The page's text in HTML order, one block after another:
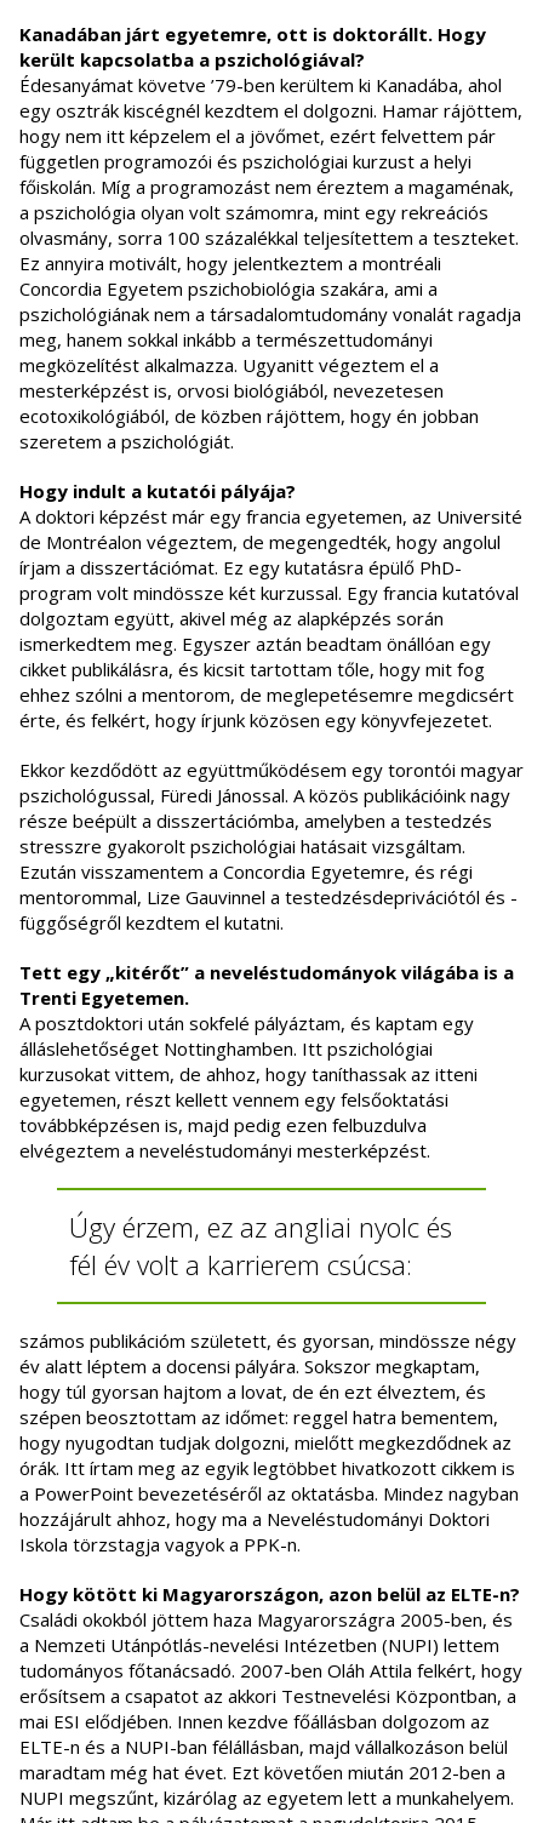
Kanadában járt egyetemre, ott is doktorállt. Hogy
került kapcsolatba a pszichológiával?
Édesanyámat követve ’79-ben kerültem ki Kanadába, ahol
egy osztrák kiscégnél kezdtem el dolgozni. Hamar rájöttem,
hogy nem itt képzelem el a jövőmet, ezért felvettem pár
független programozói és pszichológiai kurzust a helyi
főiskolán. Míg a programozást nem éreztem a magaménak,
a pszichológia olyan volt számomra, mint egy rekreációs
olvasmány, sorra 100 százalékkal teljesítettem a teszteket.
Ez annyira motivált, hogy jelentkeztem a montréali
Concordia Egyetem pszichobiológia szakára, ami a
pszichológiának nem a társadalomtudomány vonalát ragadja
meg, hanem sokkal inkább a természettudományi
megközelítést alkalmazza. Ugyanitt végeztem el a
mesterképzést is, orvosi biológiából, nevezetesen
ecotoxikológiából, de közben rájöttem, hogy én jobban
szeretem a pszichológiát.
Hogy indult a kutatói pályája?
A doktori képzést már egy francia egyetemen, az Université
de Montréalon végeztem, de megengedték, hogy angolul
írjam a disszertációmat. Ez egy kutatásra épülő PhD-
program volt mindössze két kurzussal. Egy francia kutatóval
dolgoztam együtt, akivel még az alapképzés során
ismerkedtem meg. Egyszer aztán beadtam önállóan egy
cikket publikálásra, és kicsit tartottam tőle, hogy mit fog
ehhez szólni a mentorom, de meglepetésemre megdicsért
érte, és felkért, hogy írjunk közösen egy könyvfejezetet.
Ekkor kezdődött az együttműködésem egy torontói magyar
pszichológussal, Füredi Jánossal. A közös publikációink nagy
része beépült a disszertációmba, amelyben a testedzés
stresszre gyakorolt pszichológiai hatásait vizsgáltam.
Ezután visszamentem a Concordia Egyetemre, és régi
mentorommal, Lize Gauvinnel a testedzésdeprivációtól és -
függőségről kezdtem el kutatni.
Tett egy „kitérőt” a neveléstudományok világába is a
Trenti Egyetemen.
A posztdoktori után sokfelé pályáztam, és kaptam egy
álláslehetőséget Nottinghamben. Itt pszichológiai
kurzusokat vittem, de ahhoz, hogy taníthassak az itteni
egyetemen, részt kellett vennem egy felsőoktatási
továbbképzésen is, majd pedig ezen felbuzdulva
elvégeztem a neveléstudományi mesterképzést.
Úgy érzem, ez az angliai nyolc és
fél év volt a karrierem csúcsa:
számos publikációm született, és gyorsan, mindössze négy
év alatt léptem a docensi pályára. Sokszor megkaptam,
hogy túl gyorsan hajtom a lovat, de én ezt élveztem, és
szépen beosztottam az időmet: reggel hatra bementem,
hogy nyugodtan tudjak dolgozni, mielőtt megkezdődnek az
órák. Itt írtam meg az egyik legtöbbet hivatkozott cikkem is
a PowerPoint bevezetéséről az oktatásba. Mindez nagyban
hozzájárult ahhoz, hogy ma a Neveléstudományi Doktori
Iskola törzstagja vagyok a PPK-n.
Hogy kötött ki Magyarországon, azon belül az ELTE-n?
Családi okokból jöttem haza Magyarországra 2005-ben, és
a Nemzeti Utánpótlás-nevelési Intézetben (NUPI) lettem
tudományos főtanácsadó. 2007-ben Oláh Attila felkért, hogy
erősítsem a csapatot az akkori Testnevelési Központban, a
mai ESI elődjében. Innen kezdve főállásban dolgozom az
ELTE-n és a NUPI-ban félállásban, majd vállalkozáson belül
maradtam még hat évet. Ezt követően miután 2012-ben a
NUPI megszűnt, kizárólag az egyetem lett a munkahelyem.